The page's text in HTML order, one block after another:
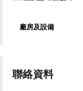
廠房及設備
聯絡資料